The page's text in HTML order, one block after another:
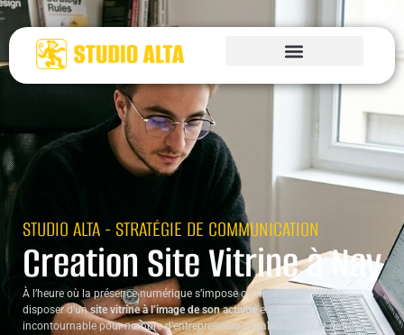
STUDIO ALTA - STRATÉGIE DE COMMUNICATION
Creation Site Vitrine à Nay
À l’heure où la présence numérique s’impose comme une évidence,
disposer d’unsite vitrine à l’image de son activitéest devenu
incontournable pour nombre d’entrepreneurs installés à Nay et dans la